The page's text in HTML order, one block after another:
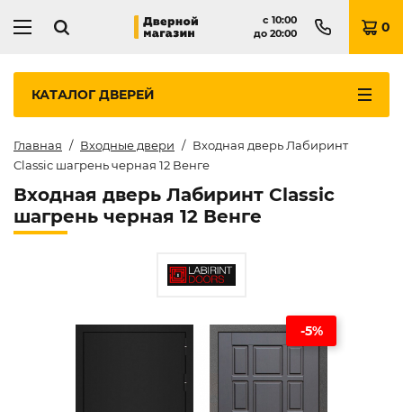
с 10:00
до 20:00 0
КАТАЛОГДВЕРЕЙ
Главная Входные двери
Входная дверь Лабиринт
Classic шагрень черная 12 Венге
Входная дверь Лабиринт Classic
шагрень черная 12 Венге
-5%